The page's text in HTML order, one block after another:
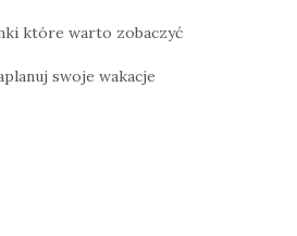
które warto zobaczyć
swoje wakacje